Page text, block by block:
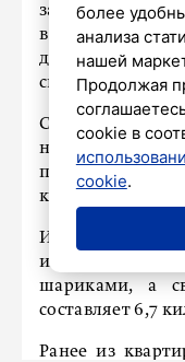
заключалось
в щель и,
достать
справился с
Сотрудники
на место,
придется ждать
канал Baza.
Известно, что
из железа,
шариками, а
составляет 6,7
Ранее из
более
анализа
нашей
Продолжая
cookie в
cookie.